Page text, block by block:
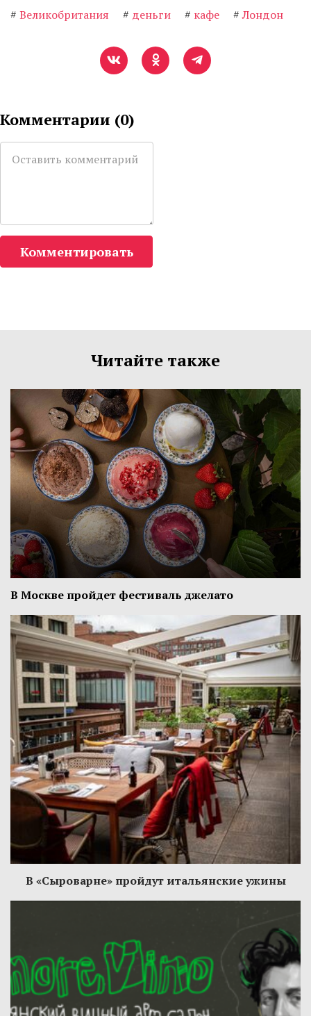
# Великобритания # деньги # кафе # Лондон
Комментарии (0)
Комментировать
Читайте также
В Москве пройдет фестиваль джелато
В «Сыроварне» пройдут итальянские ужины